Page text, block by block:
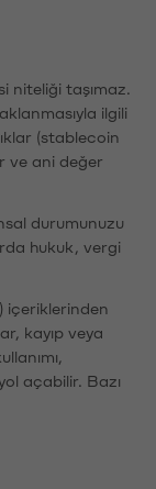
niteliği taşımaz.
ilgili
(stablecoin
ve ani değer
durumunuzu
hukuk, vergi
içeriklerinden
kayıp veya
açabilir. Bazı